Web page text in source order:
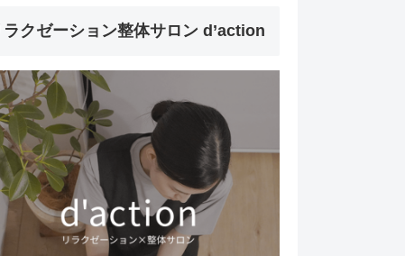
ラクゼーション整体サロン d’action